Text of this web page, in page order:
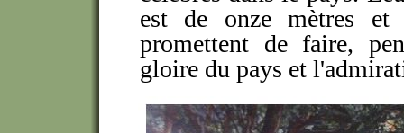
est de onze mètres
promettent de faire,
gloire du pays et